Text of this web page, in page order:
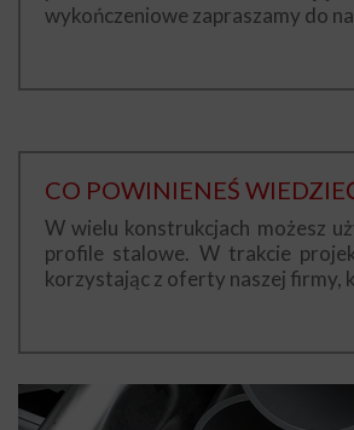
wykończeniowe zapraszamy do
CO POWINIENEŚ
W wielu konstrukcjach możesz
profile stalowe. W trakcie
korzystając z oferty naszej firmy,